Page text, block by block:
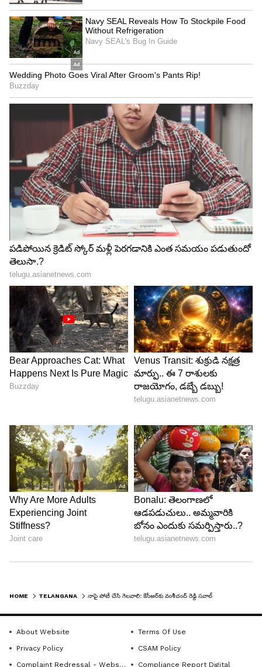
HOME TELANGANA నాపై పోటీ చేసి గెలవాలి: కేసీఆర్‌కు వంశీచంద్ రెడ్డి సవాల్
About Website
Terms Of Use
Privacy Policy
CSAM Policy
Complaint Redressal - Website
Compliance Report Digital